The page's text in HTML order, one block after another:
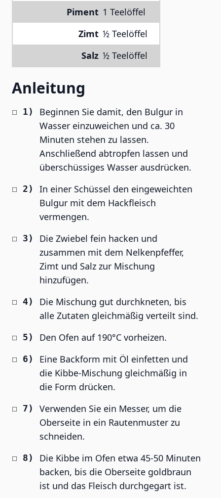
Piment 1 Teelöffel
Zimt ½ Teelöffel
Salz ½ Teelöffel
Anleitung
Beginnen Sie damit, den Bulgur in
Wasser einzuweichen und ca. 30
Minuten stehen zu lassen.
Anschließend abtropfen lassen und
überschüssiges Wasser ausdrücken.
In einer Schüssel den eingeweichten
Bulgur mit dem Hackfleisch
vermengen.
Die Zwiebel fein hacken und
zusammen mit dem Nelkenpfeffer,
Zimt und Salz zur Mischung
hinzufügen.
Die Mischung gut durchkneten, bis
alle Zutaten gleichmäßig verteilt sind.
Den Ofen auf 190°C vorheizen.
Eine Backform mit Öl einfetten und
die Kibbe-Mischung gleichmäßig in
die Form drücken.
Verwenden Sie ein Messer, um die
Oberseite in ein Rautenmuster zu
schneiden.
Die Kibbe im Ofen etwa 45-50 Minuten
backen, bis die Oberseite goldbraun
ist und das Fleisch durchgegart ist.